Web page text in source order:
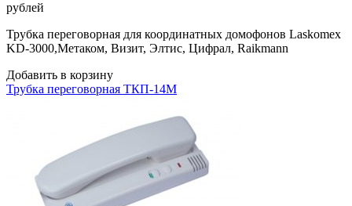
рублей
Трубка переговорная для координатных домофонов Laskomex
KD-3000,Метаком, Визит, Элтис, Цифрал, Raikmann
Добавить в корзину
Трубка переговорная ТКП-14М